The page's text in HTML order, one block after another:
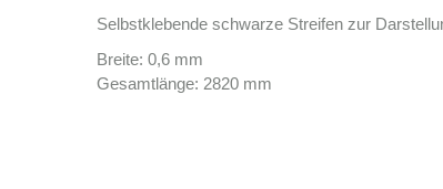
Selbstklebende schwarze Streifen zur
Breite: 0,6 mm
Gesamtlänge: 2820 mm